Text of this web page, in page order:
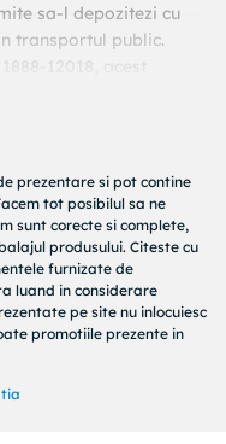
sa-l depozitezi cu
transportul public.
12018, acest
la detalii in fabrica
durabilitate si
la 15 kg,
practica pentru
confortul optim
zi EAZY MINNIE este
doar 4,5 kg si este
sa urcati scarile? Cu
si al copilului in
Siguranta copilului tau
blocare si un sistem
prezentare si pot contine
tot posibilul sa ne
sunt corecte si complete,
produsului. Citeste cu
furnizate de
luand in considerare
pe site nu inlocuiesc
promotiile prezente in